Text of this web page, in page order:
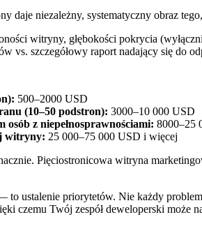
daje niezależny, systematyczny obraz
witryny, głębokości pokrycia
vs. szczegółowy raport nadający się do
500–2000 USD
(10–50 podstron): 3000–10 000 USD
z niepełnosprawnościami: 8000–25
witryny: 25 000–75 000 USD i więcej
Pięciostronicowa witryna
ustalenie priorytetów. Nie każdy
czemu Twój zespół deweloperski może